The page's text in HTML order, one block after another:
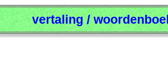
vertaling /